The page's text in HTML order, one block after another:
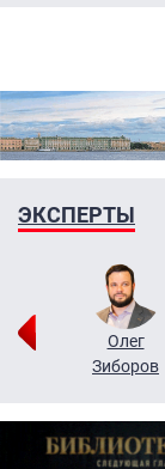
ЭКСПЕРТЫ
Олег
Зиборов